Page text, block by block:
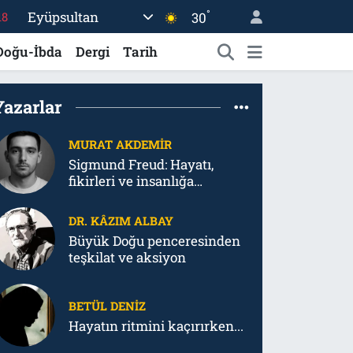
Eyüpsultan 30°
İbda Dergi Tarih
MURAT AKDEMIR
Sigmund Freud: Hayatı,
fikirleri ve insanlığa
tahribat
DR. KÂZIM ALBAY
Büyük Doğu penceresinden
teşkilat ve aksiyon
BETÜL DENIZ
Hayatın ritmini kaçırırken...